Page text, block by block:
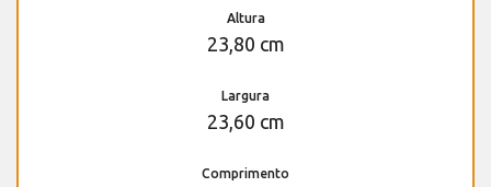
Altura
23,80 cm
Largura
23,60 cm
Comprimento